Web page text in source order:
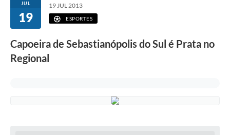
JUL
19
19 JUL 2013
ESPORTES
Capoeira de Sebastianópolis do Sul é Prata no
Regional